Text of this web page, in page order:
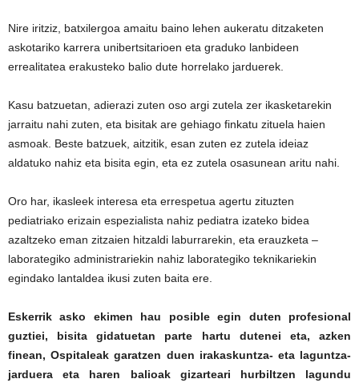
Nire iritziz, batxilergoa amaitu baino lehen aukeratu ditzaketen
askotariko karrera unibertsitarioen eta graduko lanbideen
errealitatea erakusteko balio dute horrelako jarduerek.
Kasu batzuetan, adierazi zuten oso argi zutela zer ikasketarekin
jarraitu nahi zuten, eta bisitak are gehiago finkatu zituela haien
asmoak. Beste batzuek, aitzitik, esan zuten ez zutela ideiaz
aldatuko nahiz eta bisita egin, eta ez zutela osasunean aritu nahi.
Oro har, ikasleek interesa eta errespetua agertu zituzten
pediatriako erizain espezialista nahiz pediatra izateko bidea
azaltzeko eman zitzaien hitzaldi laburrarekin, eta erauzketa –
laborategiko administrariekin nahiz laborategiko teknikariekin
egindako lantaldea ikusi zuten baita ere.
Eskerrik asko ekimen hau posible egin duten profesional
guztiei, bisita gidatuetan parte hartu dutenei eta, azken
finean, Ospitaleak garatzen duen irakaskuntza- eta laguntza-
jarduera eta haren balioak gizarteari hurbiltzen lagundu